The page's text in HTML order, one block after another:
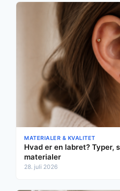
MATERIALER & KVALITET
Hvad er en labret? Typer,
materialer
28. juli 2026